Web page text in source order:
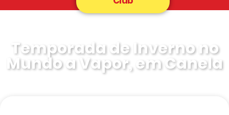
Temporada de Inverno no
Mundo a Vapor, em Canela